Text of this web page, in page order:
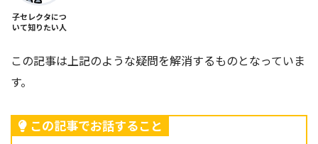
子セレクタにつ
いて知りたい人
この記事は上記のような疑問を解消するものとなっていま
す。
この記事でお話すること